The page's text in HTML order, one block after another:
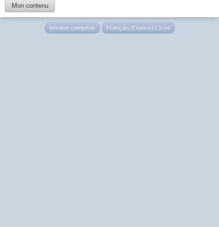
Mon contenu
Version complète Français (France) LS v4